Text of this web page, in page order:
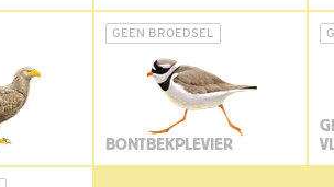
GEEN BROEDSEL
BONTBEKPLEVIER